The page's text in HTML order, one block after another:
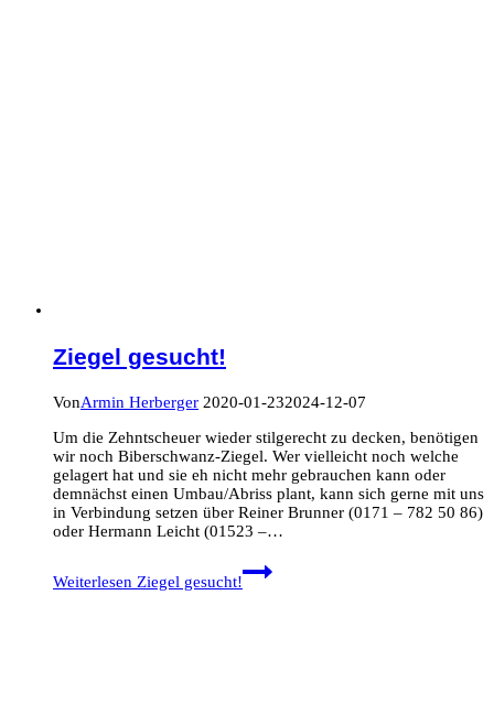
Ziegel gesucht!
VonArmin Herberger 2020-01-232024-12-07
Um die Zehntscheuer wieder stilgerecht zu decken, benötigen
wir noch Biberschwanz-Ziegel. Wer vielleicht noch welche
gelagert hat und sie eh nicht mehr gebrauchen kann oder
demnächst einen Umbau/Abriss plant, kann sich gerne mit uns
in Verbindung setzen über Reiner Brunner (0171 – 782 50 86)
oder Hermann Leicht (01523 –…
Weiterlesen Ziegel gesucht!